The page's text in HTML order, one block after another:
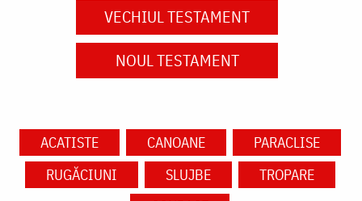
VECHIUL TESTAMENT
NOUL TESTAMENT
ACATISTE CANOANE
PARACLISE
RUGĂCIUNI
SLUJBE
TROPARE